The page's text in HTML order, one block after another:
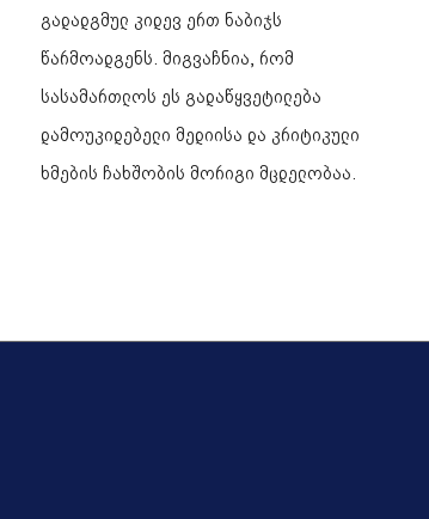
გადადგმულ კიდევ ერთ ნაბიჯს
წარმოადგენს. მიგვაჩნია, რომ
სასამართლოს ეს გადაწყვეტილება
დამოუკიდებელი მედიისა და კრიტიკული
ხმების ჩახშობის მორიგი მცდელობაა.